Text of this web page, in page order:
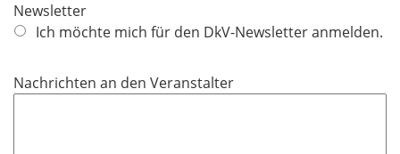
l
Newsletter
Ich möchte mich für den DkV-Newsletter anmelden.
Nachrichten an den Veranstalter